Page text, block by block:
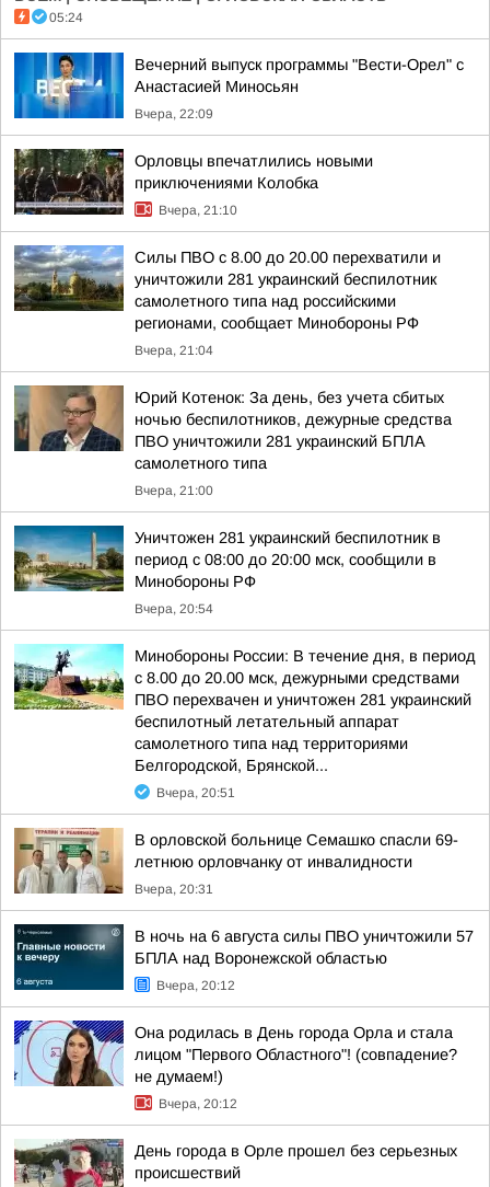
05:24
Вечерний выпуск программы "Вести-Орел" с
Анастасией Миносьян
Вчера, 22:09
Орловцы впечатлились новыми
приключениями Колобка
Вчера, 21:10
Силы ПВО с 8.00 до 20.00 перехватили и
уничтожили 281 украинский беспилотник
самолетного типа над российскими
регионами, сообщает Минобороны РФ
Вчера, 21:04
Юрий Котенок: За день, без учета сбитых
ночью беспилотников, дежурные средства
ПВО уничтожили 281 украинский БПЛА
самолетного типа
Вчера, 21:00
Уничтожен 281 украинский беспилотник в
период с 08:00 до 20:00 мск, сообщили в
Минобороны РФ
Вчера, 20:54
Минобороны России: В течение дня, в период
с 8.00 до 20.00 мск, дежурными средствами
ПВО перехвачен и уничтожен 281 украинский
беспилотный летательный аппарат
самолетного типа над территориями
Белгородской, Брянской...
Вчера, 20:51
В орловской больнице Семашко спасли 69-
летнюю орловчанку от инвалидности
Вчера, 20:31
В ночь на 6 августа силы ПВО уничтожили 57
БПЛА над Воронежской областью
Вчера, 20:12
Она родилась в День города Орла и стала
лицом "Первого Областного"! (совпадение?
не думаем!)
Вчера, 20:12
День города в Орле прошел без серьезных
происшествий